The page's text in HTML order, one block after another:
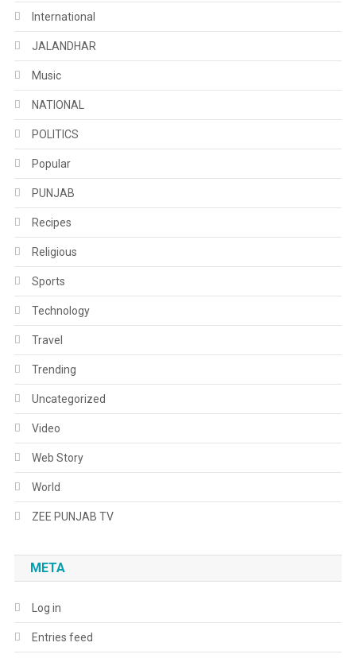
International
JALANDHAR
Music
NATIONAL
POLITICS
Popular
PUNJAB
Recipes
Religious
Sports
Technology
Travel
Trending
Uncategorized
Video
Web Story
World
ZEE PUNJAB TV
META
Log in
Entries feed